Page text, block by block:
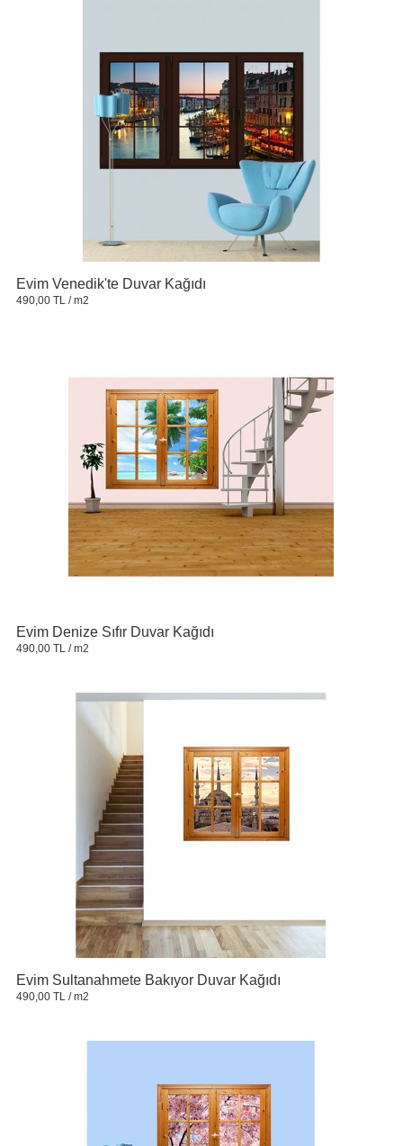
Evim Venedik'te Duvar Kağıdı
490,00 TL / m2
Evim Denize Sıfır Duvar Kağıdı
490,00 TL / m2
Evim Sultanahmete Bakıyor Duvar Kağıdı
490,00 TL / m2